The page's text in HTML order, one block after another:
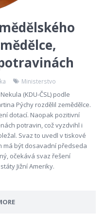
Ministerstvo
(KDU-ČSL) podle
Pýchy rozdělil zemědělce.
dotací. Naopak pozitivní
potravin, což vyzdvihl i
Svaz to uvedl v tiskové
má být dosavadní předseda
očekává svaz řešení
Jižní Ameriky.